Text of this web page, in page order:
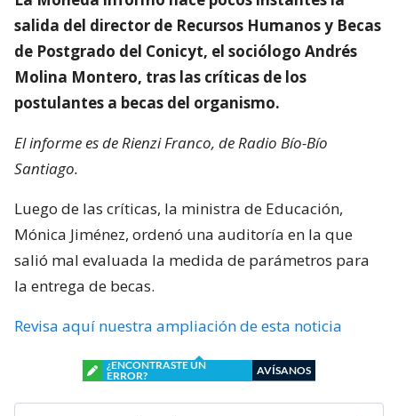
salida del director de Recursos Humanos y Becas
de Postgrado del Conicyt, el sociólogo Andrés
Molina Montero, tras las críticas de los
postulantes a becas del organismo.
El informe es de Rienzi Franco, de Radio Bío-Bío
Santiago.
Luego de las críticas, la ministra de Educación,
Mónica Jiménez, ordenó una auditoría en la que
salió mal evaluada la medida de parámetros para
la entrega de becas.
Revisa aquí nuestra ampliación de esta noticia
¿ENCONTRASTE UN
ERROR?
AVÍSANOS